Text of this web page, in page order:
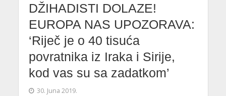
DŽIHADISTI DOLAZE!
EUROPA NAS UPOZORAVA:
‘Riječ je o 40 tisuća
povratnika iz Iraka i Sirije,
kod vas su sa zadatkom’
30. Juna 2019.